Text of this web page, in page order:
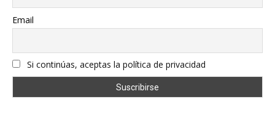
Email
Si continúas, aceptas la política de privacidad